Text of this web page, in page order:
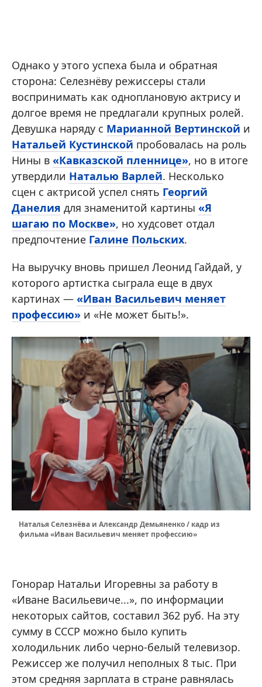
Однако у этого успеха была и обратная
сторона: Селезнёву режиссеры стали
воспринимать как одноплановую актрису и
долгое время не предлагали крупных ролей.
Девушка наряду с Марианной Вертинской и
Натальей Кустинской пробовалась на роль
Нины в «Кавказской пленнице», но в итоге
утвердили Наталью Варлей. Несколько
сцен с актрисой успел снять Георгий
Данелия для знаменитой картины «Я
шагаю по Москве», но худсовет отдал
предпочтение Галине Польских.
На выручку вновь пришел Леонид Гайдай, у
которого артистка сыграла еще в двух
картинах — «Иван Васильевич меняет
профессию» и «Не может быть!».
Наталья Селезнёва и Александр Демьяненко / кадр из
фильма «Иван Васильевич меняет профессию»
Гонорар Натальи Игоревны за работу в
«Иване Васильевиче...», по информации
некоторых сайтов, составил 362 руб. На эту
сумму в СССР можно было купить
холодильник либо черно-белый телевизор.
Режиссер же получил неполных 8 тыс. При
этом средняя зарплата в стране равнялась